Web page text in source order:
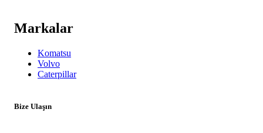
Markalar
Komatsu
Volvo
Caterpillar
Bize Ulaşın